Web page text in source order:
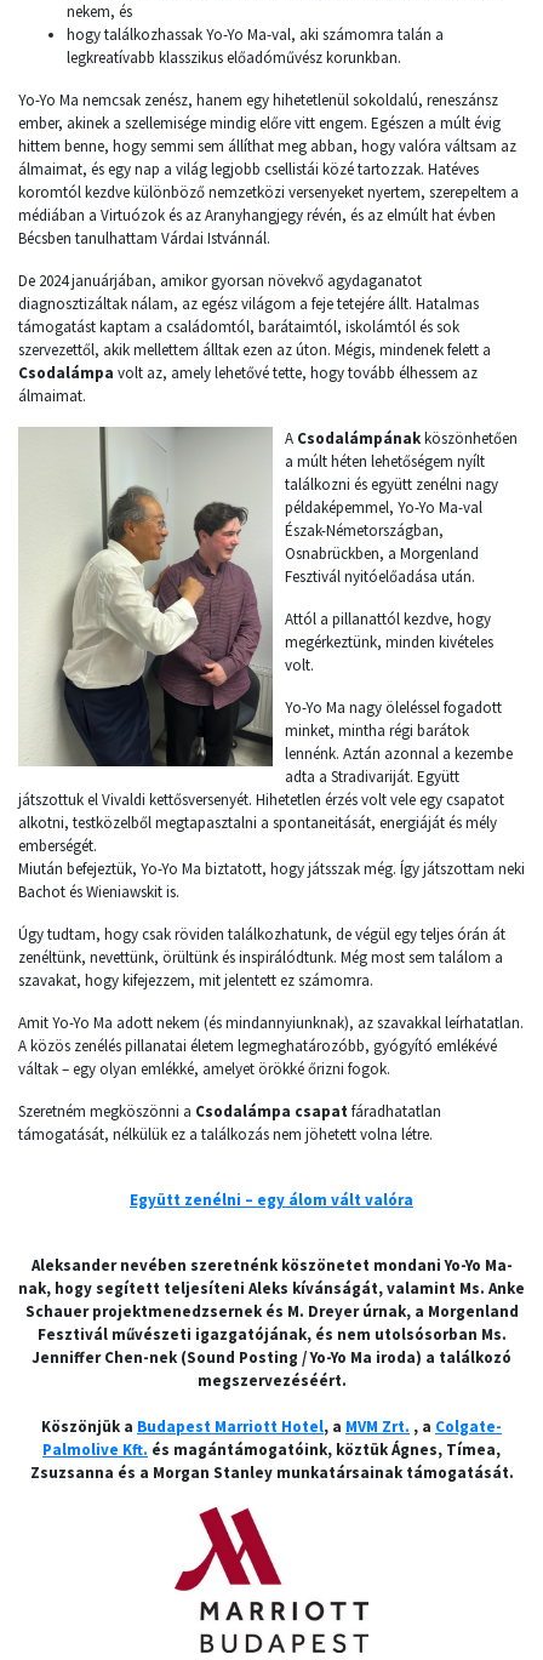
nekem, és
hogy találkozhassak Yo-Yo Ma-val, aki számomra talán a
legkreatívabb klasszikus előadóművész korunkban.
Yo-Yo Ma nemcsak zenész, hanem egy hihetetlenül sokoldalú, reneszánsz
ember, akinek a szellemisége mindig előre vitt engem. Egészen a múlt évig
hittem benne, hogy semmi sem állíthat meg abban, hogy valóra váltsam az
álmaimat, és egy nap a világ legjobb csellistái közé tartozzak. Hatéves
koromtól kezdve különböző nemzetközi versenyeket nyertem, szerepeltem a
médiában a Virtuózok és az Aranyhangjegy révén, és az elmúlt hat évben
Bécsben tanulhattam Várdai Istvánnál.
De 2024 januárjában, amikor gyorsan növekvő agydaganatot
diagnosztizáltak nálam, az egész világom a feje tetejére állt. Hatalmas
támogatást kaptam a családomtól, barátaimtól, iskolámtól és sok
szervezettől, akik mellettem álltak ezen az úton. Mégis, mindenek felett a
Csodalámpa volt az, amely lehetővé tette, hogy tovább élhessem az
álmaimat.
A Csodalámpánakköszönhetően
a múlt héten lehetőségem nyílt
találkozni és együtt zenélni nagy
példaképemmel, Yo-Yo Ma-val
Észak-Németországban,
Osnabrückben, a Morgenland
Fesztivál nyitóelőadása után.
Attól a pillanattól kezdve, hogy
megérkeztünk, minden kivételes
volt.
Yo-Yo Ma nagy öleléssel fogadott
minket, mintha régi barátok
lennénk. Aztán azonnal a kezembe
adta a Stradivariját. Együtt
játszottuk el Vivaldi kettősversenyét. Hihetetlen érzés volt vele egy csapatot
alkotni, testközelből megtapasztalni a spontaneitását, energiáját és mély
emberségét.
Miután befejeztük, Yo-Yo Ma biztatott, hogy játsszak még. Így játszottam neki
Bachot és Wieniawskit is.
Úgy tudtam, hogy csak röviden találkozhatunk, de végül egy teljes órán át
zenéltünk, nevettünk, örültünk és inspirálódtunk. Még most sem találom a
szavakat, hogy kifejezzem, mit jelentett ez számomra.
Amit Yo-Yo Ma adott nekem (és mindannyiunknak), az szavakkal leírhatatlan.
A közös zenélés pillanatai életem legmeghatározóbb, gyógyító emlékévé
váltak – egy olyan emlékké, amelyet örökké őrizni fogok.
Szeretném megköszönni a Csodalámpa csapat fáradhatatlan
támogatását, nélkülük ez a találkozás nem jöhetett volna létre.
Együtt zenélni – egy álom vált valóra
Aleksander nevében szeretnénk köszönetet mondani Yo-Yo Ma-
nak, hogy segített teljesíteni Aleks kívánságát, valamint Ms. Anke
Schauer projektmenedzsernek és M. Dreyer úrnak, a Morgenland
Fesztivál művészeti igazgatójának, és nem utolsósorban Ms.
Jenniffer Chen-nek (Sound Posting / Yo-Yo Ma iroda) a találkozó
megszervezéséért.
Köszönjük a Budapest Marriott Hotel, a MVM Zrt. , a Colgate-
Palmolive Kft. és magántámogatóink, köztük Ágnes, Tímea,
Zsuzsanna és a Morgan Stanley munkatársainak támogatását.